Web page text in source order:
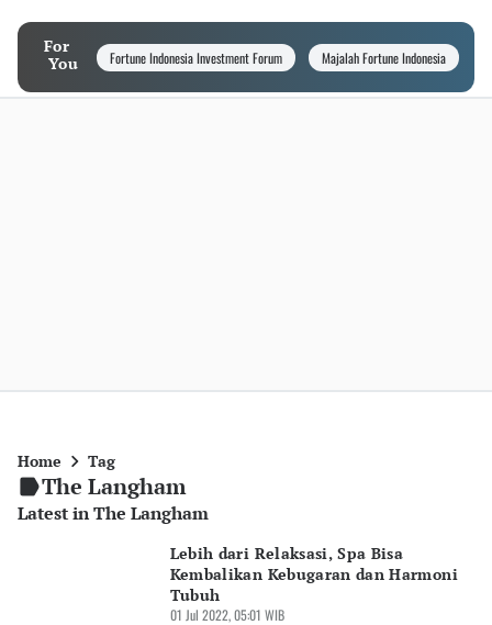
For
You
Fortune Indonesia Investment Forum Majalah Fortune Indonesia
Home Tag
The Langham
Latest in The Langham
Lebih dari Relaksasi, Spa Bisa
Kembalikan Kebugaran dan Harmoni
Tubuh
01 Jul 2022, 05:01 WIB